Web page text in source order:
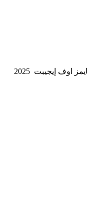
اوف إيجيبت 2025